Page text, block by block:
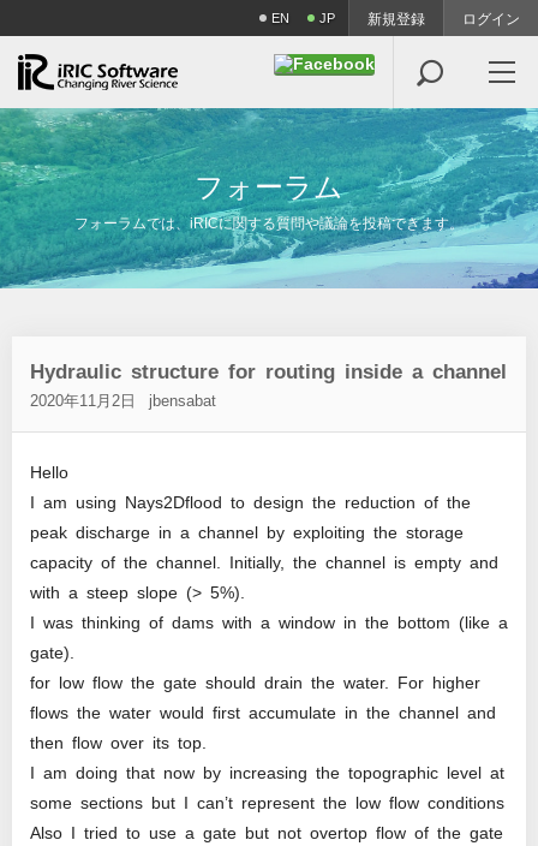
EN JP 新規登録 ログイン

フ ォ ーラム
フォーラムでは、iRICに関する質問や議論を投稿できます。
Hydraulic structure for routing inside a channel
2020年11月2日 jbensabat
Hello
I am using Nays2Dflood to design the reduction of the
peak discharge in a channel by exploiting the storage
capacity of the channel. Initially, the channel is empty and
with a steep slope (> 5%).
I was thinking of dams with a window in the bottom (like a
gate).
for low flow the gate should drain the water. For higher
flows the water would first accumulate in the channel and
then flow over its top.
I am doing that now by increasing the topographic level at
some sections but I can’t represent the low flow conditions
Also I tried to use a gate but not overtop flow of the gate